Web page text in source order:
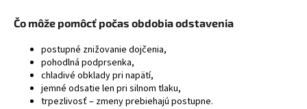
Čo môže pomôcť počas obdobia odstavenia
postupné znižovanie dojčenia,
pohodlná podprsenka,
chladivé obklady pri napätí,
jemné odsatie len pri silnom tlaku,
trpezlivosť – zmeny prebiehajú postupne.